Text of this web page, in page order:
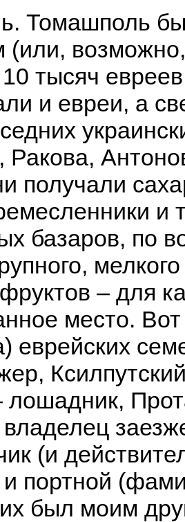
Томашполь
(или,
тысяч
и евреи, а
Ракова,
получали
и
базаров, по
– для
место.
еврейских
лошадник,
(и
и портной
был моим